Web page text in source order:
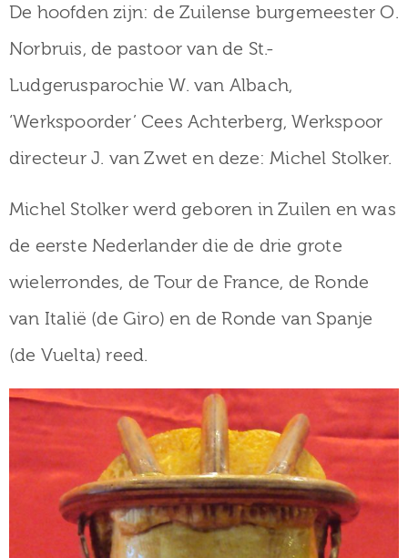
Verhalen
over
Zuilen
Collectie
De hoofden zijn: de Zuilense burgemeester O.
Norbruis, de pastoor van de St.-
Ludgerusparochie W. van Albach,
‘Werkspoorder’ Cees Achterberg, Werkspoor
directeur J. van Zwet en deze: Michel Stolker.
Michel Stolker werd geboren in Zuilen en was
de eerste Nederlander die de drie grote
wielerrondes, de Tour de France, de Ronde
van Italië (de Giro) en de Ronde van Spanje
(de Vuelta) reed.